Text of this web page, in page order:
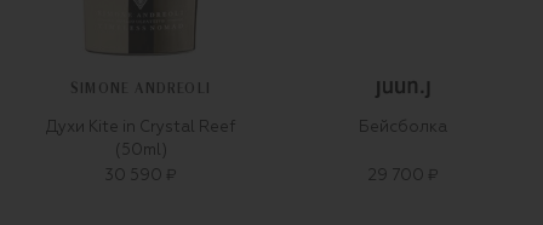
SIMONE ANDREOLI
Духи Kite in Crystal Reef
(50ml)
30 590 ₽
Бейсболка
29 700 ₽